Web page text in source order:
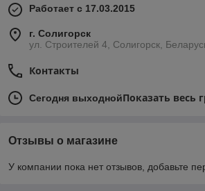
Работает с 17.03.2015
г. Солигорск
ул. Строителей 4, Солигорск,
Контакты
Сегодня выходнойПоказать весь
Отзывы о магазине
У компании пока нет отзывов, добавьте